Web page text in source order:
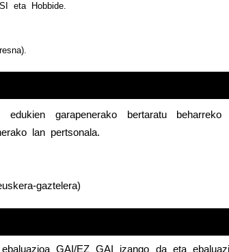
eta  Hobbide.
edukien  garapenerako  bertaratu
lan  pertsonala.
gaztelera)
GAI/EZ  GAI  izango  da  eta